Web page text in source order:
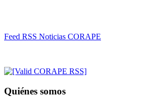
Feed RSS Noticias CORAPE
Quiénes somos